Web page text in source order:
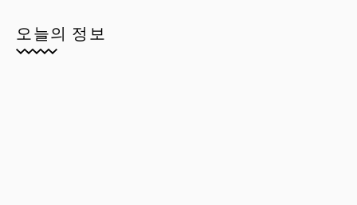
오늘의 정보